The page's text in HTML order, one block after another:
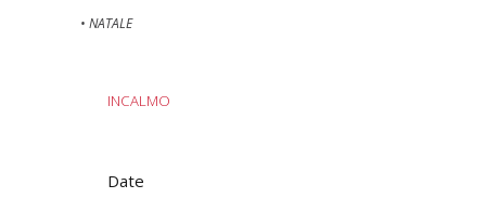
• NATALE
INCALMO
Date